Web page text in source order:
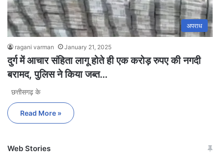
अपराध
ragani varman January 21, 2025
दुर्ग में आचार संहिता लागू होते ही एक करोड़ रुपए की नगदी
बरामद, पुलिस ने किया जब्त…
छत्तीसगढ़ के
Read More »
Web Stories
जम्मू-कश्मीर में बारिश से